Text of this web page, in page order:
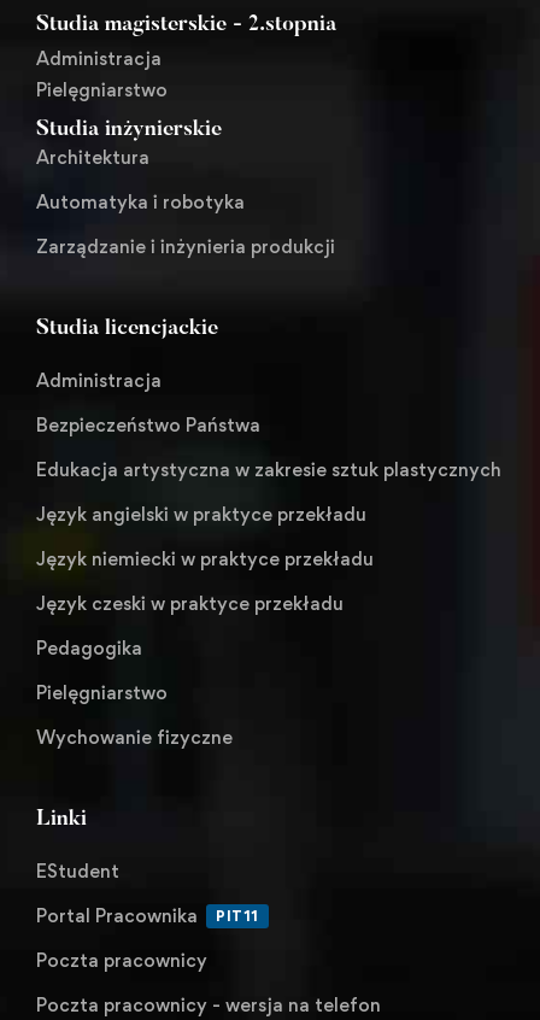
Studia magisterskie - 2.stopnia
Administracja
Pielęgniarstwo
Studia inżynierskie
Architektura
Automatyka i robotyka
Zarządzanie i inżynieria produkcji
Studia licencjackie
Administracja
Bezpieczeństwo Państwa
Edukacja artystyczna w zakresie sztuk plastycznych
Język angielski w praktyce przekładu
Język niemiecki w praktyce przekładu
Język czeski w praktyce przekładu
Pedagogika
Pielęgniarstwo
Wychowanie fizyczne
Linki
EStudent
Portal Pracownika
PIT11
Poczta pracownicy
Poczta pracownicy - wersja na telefon